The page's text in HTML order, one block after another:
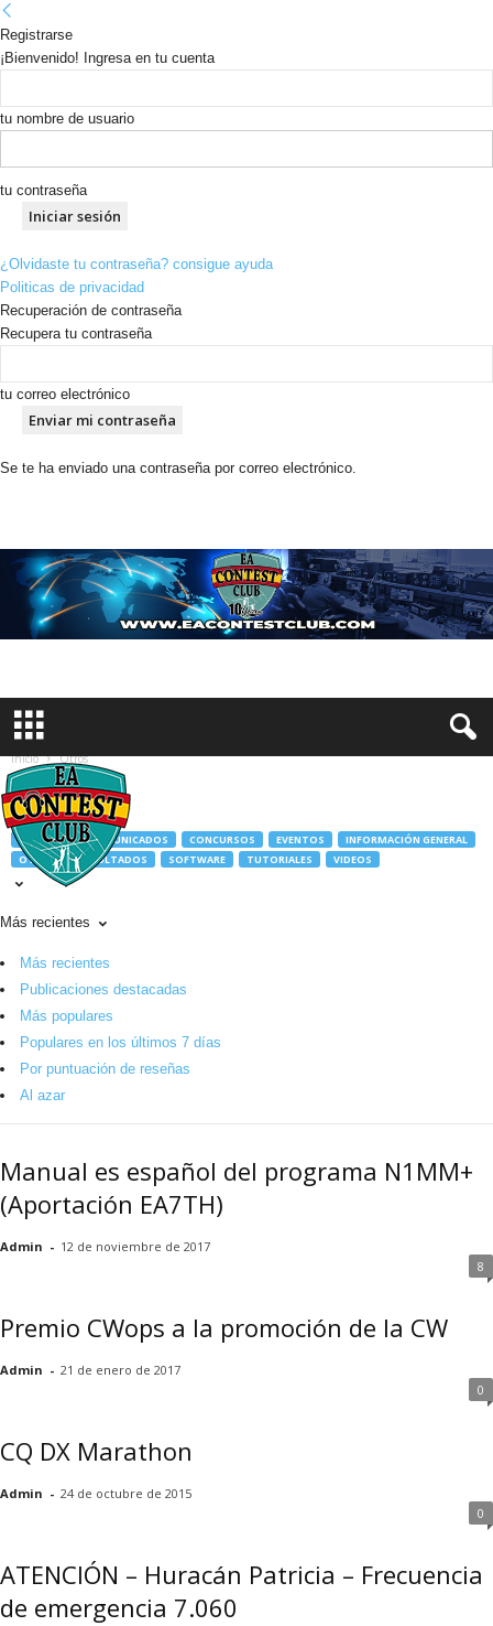
Registrarse
¡Bienvenido! Ingresa en tu cuenta
tu nombre de usuario
tu contraseña
¿Olvidaste tu contraseña? consigue ayuda
Politicas de privacidad
Recuperación de contraseña
Recupera tu contraseña
tu correo electrónico
Se te ha enviado una contraseña por correo electrónico.
Inicio Otros
Otros
ANTENAS COMUNICADOS CONCURSOS EVENTOS
INFORMACIÓN GENERAL
OTROS
RESULTADOS SOFTWARE TUTORIALES VIDEOS
Más recientes
Más recientes
Publicaciones destacadas
Más populares
Populares en los últimos 7 días
Por puntuación de reseñas
Al azar
Manual es español del programa N1MM+
(Aportación EA7TH)
Admin - 12 de noviembre de 2017
8
Premio CWops a la promoción de la CW
Admin - 21 de enero de 2017
0
CQ DX Marathon
Admin - 24 de octubre de 2015
0
ATENCIÓN – Huracán Patricia – Frecuencia
de emergencia 7.060